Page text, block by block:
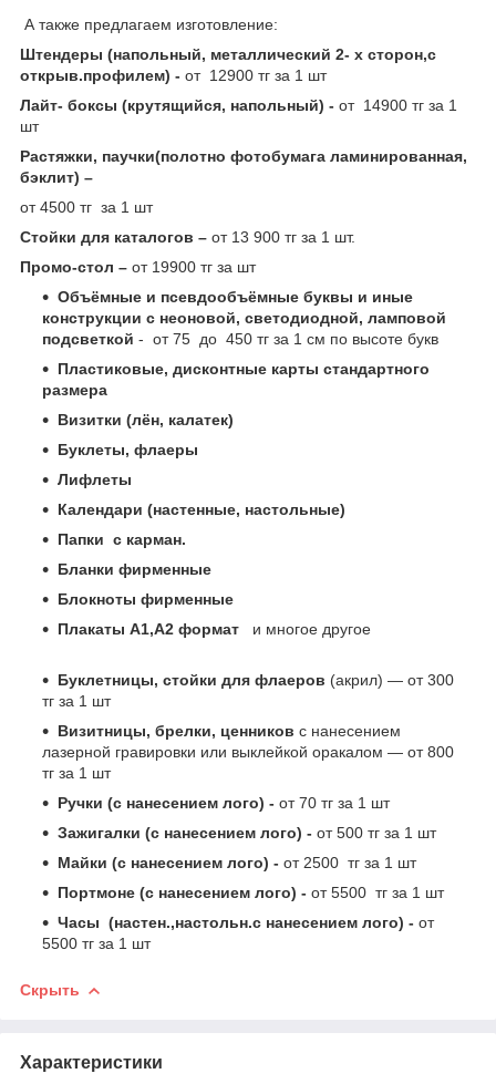
А также предлагаем изготовление:
Штендеры (напольный, металлический 2- х сторон,с
открыв.профилем) - от 12900 тг за 1 шт
Лайт- боксы (крутящийся, напольный) - от 14900 тг за 1
шт
Растяжки, паучки(полотно фотобумага ламинированная,
бэклит) –
от 4500 тг за 1 шт
Стойки для каталогов – от 13 900 тг за 1 шт.
Промо-стол – от 19900 тг за шт
Объёмные и псевдообъёмные буквы и иные
конструкции с неоновой, светодиодной, ламповой
подсветкой - от 75 до 450 тг за 1 см по высоте букв
Пластиковые, дисконтные карты стандартного
размера
Визитки (лён, калатек)
Буклеты, флаеры
Лифлеты
Календари (настенные, настольные)
Папки с карман.
Бланки фирменные
Блокноты фирменные
Плакаты А1,А2 формат и многое другое
Буклетницы, стойки для флаеров (акрил) ― от 300
тг за 1 шт
Визитницы, брелки, ценников с нанесением
лазерной гравировки или выклейкой оракалом ― от 800
тг за 1 шт
Ручки (с нанесением лого) - от 70 тг за 1 шт
Зажигалки (с нанесением лого) - от 500 тг за 1 шт
Майки (с нанесением лого) - от 2500 тг за 1 шт
Портмоне (с нанесением лого) - от 5500 тг за 1 шт
Часы (настен.,настольн.с нанесением лого) - от
5500 тг за 1 шт
Скрыть
Характеристики